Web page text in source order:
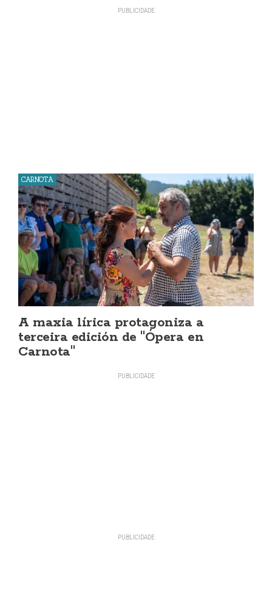
CARNOTA
A maxia lírica protagoniza a
terceira edición de "Ópera en
Carnota"